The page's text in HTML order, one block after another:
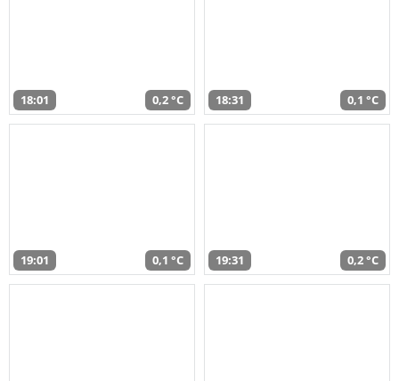
18:01 0,2 °C 18:31 0,1 °C
19:01 0,1 °C 19:31 0,2 °C